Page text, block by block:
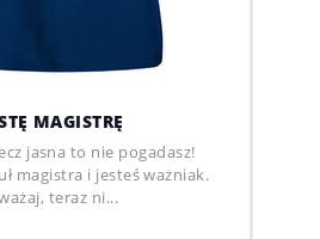
MAGISTRĘ
jasna to nie pogadasz!
magistra i jesteś ważniak.
teraz ni...